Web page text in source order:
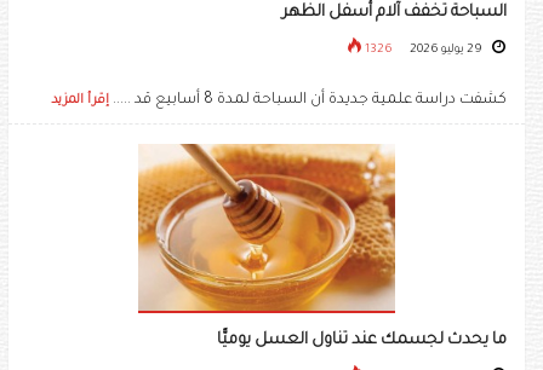
السباحة تخفف آلام أسفل الظهر
1326
كشفت دراسة علمية جديدة أن السباحة لمدة 8 أسابيع قد ..... إقرأ المزيد
ما يحدث لجسمك عند تناول العسل يوميًّا